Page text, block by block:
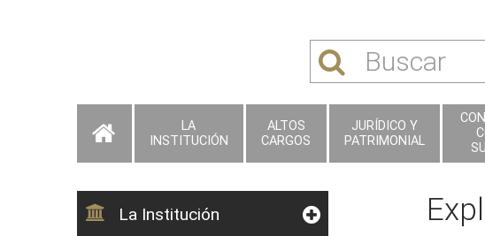
LA
INSTITUCIÓN
ALTOS
CARGOS
JURÍDICO Y
PATRIMONIAL
La Institución